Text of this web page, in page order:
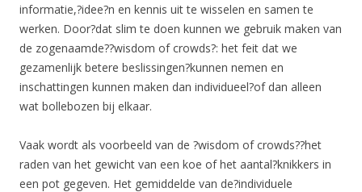
informatie,?idee?n en kennis uit te wisselen en samen te
werken. Door?dat slim te doen kunnen we gebruik maken van
de zogenaamde??wisdom of crowds?: het feit dat we
gezamenlijk betere beslissingen?kunnen nemen en
inschattingen kunnen maken dan individueel?of dan alleen
wat bollebozen bij elkaar.
Vaak wordt als voorbeeld van de ?wisdom of crowds??het
raden van het gewicht van een koe of het aantal?knikkers in
een pot gegeven. Het gemiddelde van de?individuele